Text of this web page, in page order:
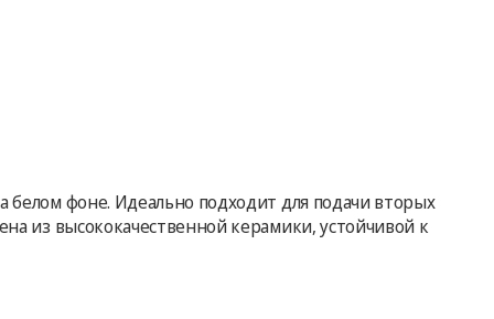
белом фоне. Идеально подходит для подачи вторых
из высококачественной керамики, устойчивой к